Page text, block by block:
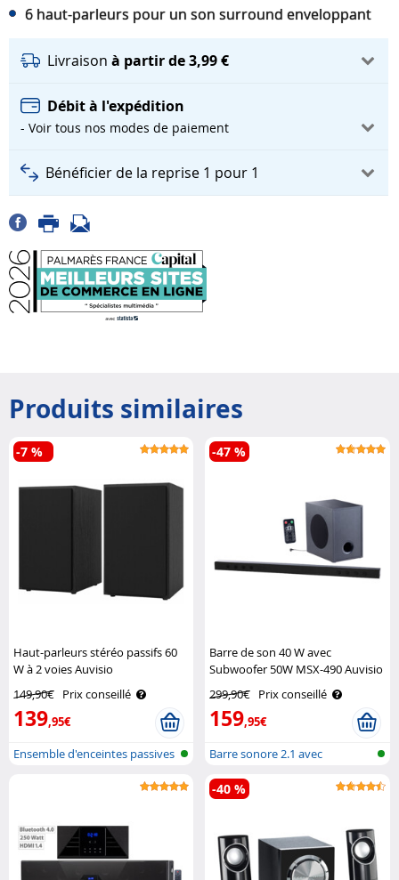
6 haut-parleurs pour un son surround enveloppant
Livraison à partir de 3,99 €
Débit à l'expédition
- Voir tous nos modes de paiement
Bénéficier de la reprise 1 pour 1
Produits similaires
Haut-parleurs stéréo passifs 60
W à 2 voies Auvisio
149,90€ Prix conseillé
139,95€
-7 %
Ensemble d'enceintes passives
Barre de son 40 W avec
Subwoofer 50W MSX-490 Auvisio
299,90€ Prix conseillé
159,95€
-47 %
Barre sonore 2.1 avec
Bluetooth et ..
-40 %